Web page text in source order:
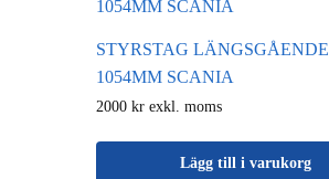
STYRSTAG LÄNGSGÅENDE
1054MM SCANIA
2000 kr exkl. moms
Lägg till i varukorg